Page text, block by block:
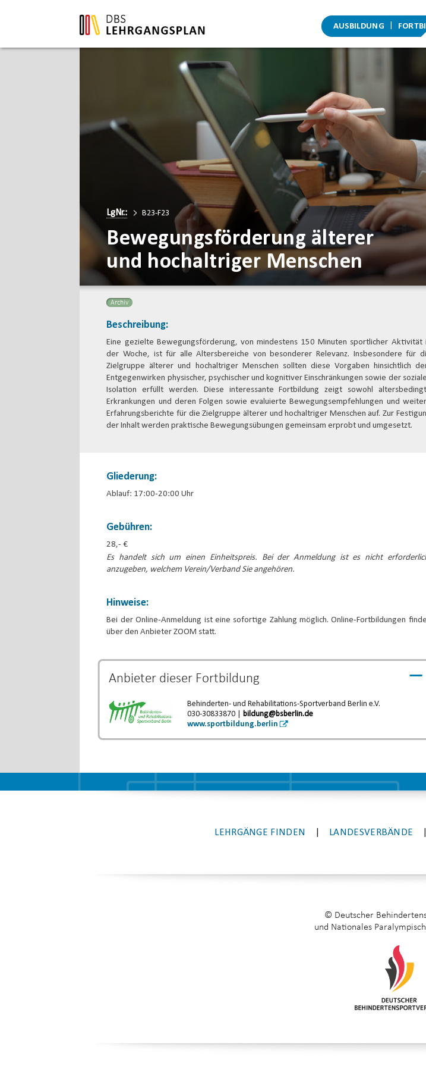
AUSBILDUNG
LgNr.: B23-F23
Bewegungsförderung älterer
und hochaltriger Menschen
Archiv
Beschreibung:
Eine gezielte Bewegungsförderung, von mindestens 150 Minuten sportlicher Aktivität
der Woche, ist für alle Altersbereiche von besonderer Relevanz. Insbesondere für
Zielgruppe älterer und hochaltriger Menschen sollten diese Vorgaben hinsichtlich
Entgegenwirken physischer, psychischer und kognitiver Einschränkungen sowie der
Isolation erfüllt werden. Diese interessante Fortbildung zeigt sowohl
Erkrankungen und deren Folgen sowie evaluierte Bewegungsempfehlungen und
Erfahrungsberichte für die Zielgruppe älterer und hochaltriger Menschen auf. Zur
der Inhalt werden praktische Bewegungsübungen gemeinsam erprobt und umgesetzt.
Gliederung:
Ablauf: 17:00-20:00 Uhr
Gebühren:
28,- €
Es handelt sich um einen Einheitspreis. Bei der Anmeldung ist es nicht
anzugeben, welchem Verein/Verband Sie angehören.
Hinweise:
Bei der Online-Anmeldung ist eine sofortige Zahlung möglich. Online-Fortbildungen
über den Anbieter ZOOM statt.
Anbieter dieser Fortbildung
Behinderten- und Rehabilitations-Sportverband Berlin e.V.
030-30833870 |bildung@bsberlin.de
www.sportbildung.berlin
LEHRGÄNGE FINDEN LANDESVERBÄNDE
© Deutscher
und Nationales